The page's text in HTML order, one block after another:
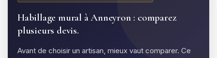
Habillage mural à Anneyron : comparez
plusieurs devis.
Avant de choisir un artisan, mieux vaut comparer. Ce